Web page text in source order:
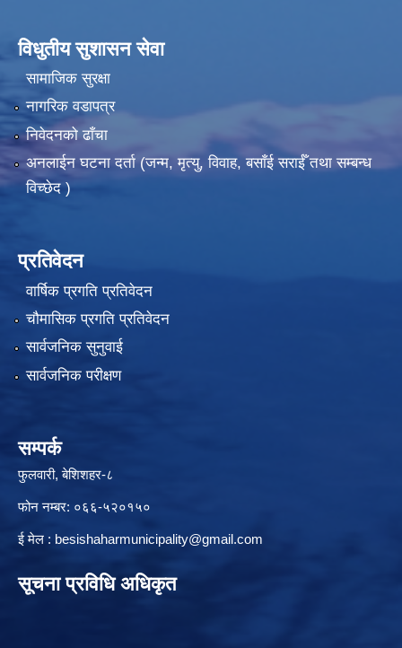
विधुतीय सुशासन सेवा
सामाजिक सुरक्षा
नागरिक वडापत्र
निवेदनको ढाँचा
अनलाईन घटना दर्ता (जन्म, मृत्यु, विवाह, बसाँई सराईँ तथा सम्बन्ध
विच्छेद )
प्रतिवेदन
वार्षिक प्रगति प्रतिवेदन
चौमासिक प्रगति प्रतिवेदन
सार्वजनिक सुनुवाई
सार्वजनिक परीक्षण
सम्पर्क
फुलवारी, बेशिशहर-८
फोन नम्बर: ०६६-५२०१५०
ई मेल : besishaharmunicipality@gmail.com
सूचना प्रविधि अधिकृत